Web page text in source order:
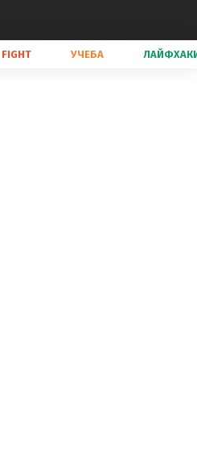
FIGHT УЧЕБА